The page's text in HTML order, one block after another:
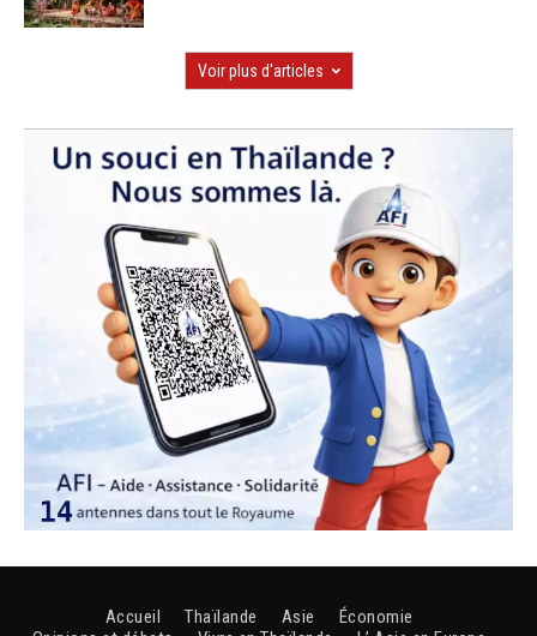
Voir plus d'articles
Accueil Thaïlande Asie
Économie